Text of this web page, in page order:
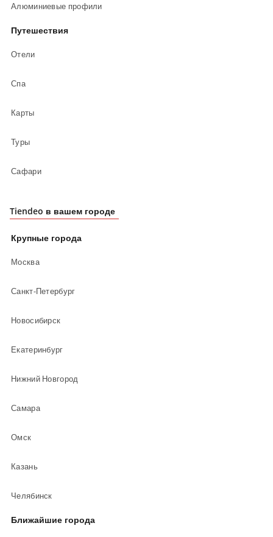
Алюминиевые профили
Путешествия
Отели
Спа
Карты
Туры
Сафари
Tiendeo в вашем городе
Крупные города
Москва
Санкт-Петербург
Новосибирск
Екатеринбург
Нижний Новгород
Самара
Омск
Казань
Челябинск
Ближайшие города